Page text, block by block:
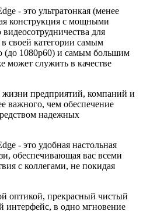
- это ультратонкая (менее
конструкция с мощными
для
своей категории самым
(до 1080p60) и самым большим
может служить в качестве
предприятий, компаний и
важного, чем обеспечение
надежных
- это удобная настольная
обеспечивающая вас всеми
с коллегами, не покидая
оптикой, прекрасный чистый
интерфейс, в одно мгновение